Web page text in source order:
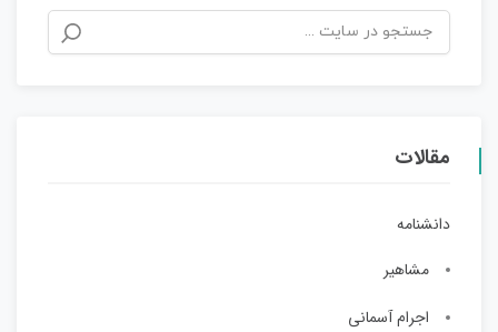
مقالات
دانشنامه
مشاهیر
اجرام آسمانی